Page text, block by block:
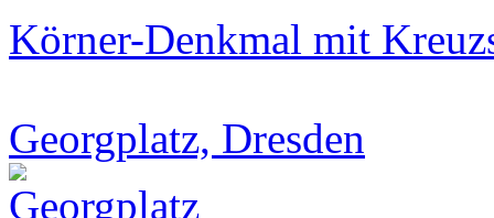
Körner-Denkmal mit
Georgplatz, Dresden